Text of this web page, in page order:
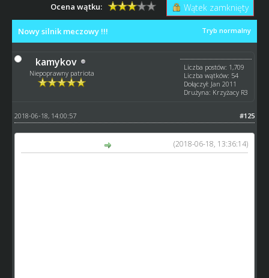
Wątek zamknięty
Ocena wątku:
Tryb normalny
Nowy silnik meczowy !!!
kamykov
Niepoprawny patriota
Liczba postów: 1,709
Liczba wątków: 54
Dołączył: Jan 2011
Drużyna: Krzyżacy R3
#125
2018-06-18, 14:00:57
(2018-06-18, 13:36:14)